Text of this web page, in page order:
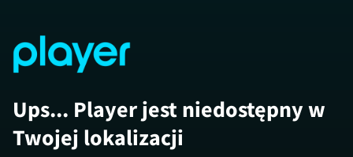
Ups... Player jest niedostępny w
Twojej lokalizacji